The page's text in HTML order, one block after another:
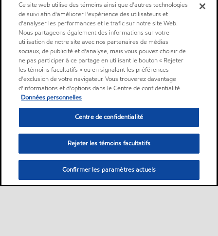
Ce site web utilise des témoins ainsi que d'autres technologies
de suivi afin d'améliorer l'expérience des utilisateurs et
d'analyser les performances et le trafic sur notre site Web.
Nous partageons également des informations sur votre
utilisation de notre site avec nos partenaires de médias
sociaux, de publicité et d'analyse, mais vous pouvez choisir de
ne pas participer à ce partage en utilisant le bouton « Rejeter
les témoins facultatifs » ou en signalant les préférences
d'exclusion de votre navigateur. Vous trouverez davantage
d'informations et d'options dans le Centre de confidentialité.
Données personnelles
Centre de confidentialité
Rejeter les témoins facultatifs
Confirmer les paramètres actuels